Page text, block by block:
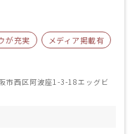
が充実 メディア掲載有
市西区阿波座1-3-18エッグビ